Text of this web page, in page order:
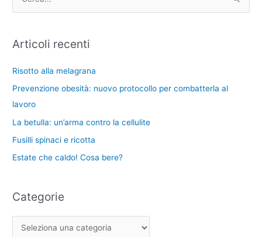
c
Articoli recenti
Risotto alla melagrana
Prevenzione obesità: nuovo protocollo per combatterla al
lavoro
La betulla: un’arma contro la cellulite
Fusilli spinaci e ricotta
Estate che caldo! Cosa bere?
Categorie
e
o
i
e
h
v